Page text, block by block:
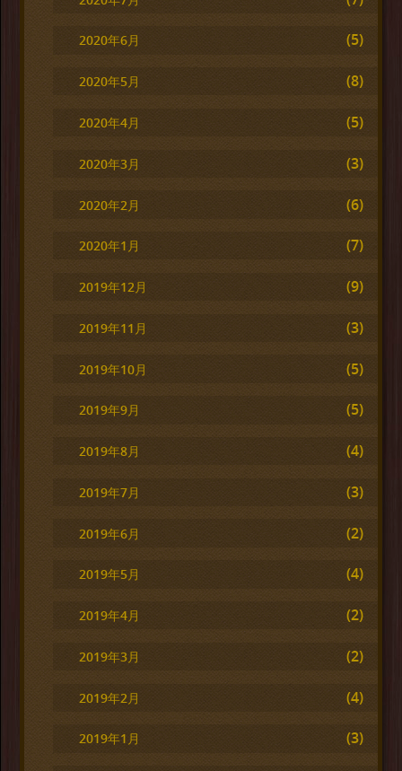
2020年6月 (5)
2020年5月 (8)
2020年4月 (5)
2020年3月 (3)
2020年2月 (6)
2020年1月 (7)
2019年12月 (9)
2019年11月 (3)
2019年10月 (5)
2019年9月 (5)
2019年8月 (4)
2019年7月 (3)
2019年6月 (2)
2019年5月 (4)
2019年4月 (2)
2019年3月 (2)
2019年2月 (4)
2019年1月 (3)